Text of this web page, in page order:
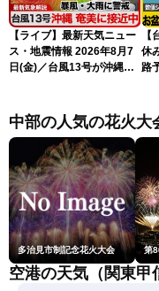
【ライブ】最新天気ニュー
ス・地震情報 2026年8月7
日(金)／台風13号が沖縄・
ュースLiVEアフタヌーン・
小林李衣奈／内藤邦裕〉
休
路
中部の人気の花火大
多治見市制記念花火大会 第
空港の天気（関東甲